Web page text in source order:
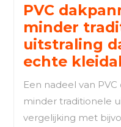
PVC
minder
uitstraling
echte
Een nadeel van
minder traditionele
vergelijking met